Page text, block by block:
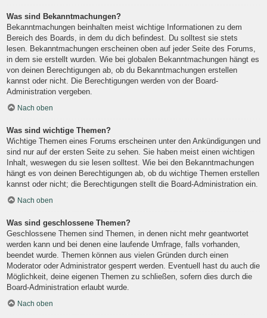
Was sind Bekanntmachungen?
Bekanntmachungen beinhalten meist wichtige Informationen zu dem
Bereich des Boards, in dem du dich befindest. Du solltest sie stets
lesen. Bekanntmachungen erscheinen oben auf jeder Seite des Forums,
in dem sie erstellt wurden. Wie bei globalen Bekanntmachungen hängt es
von deinen Berechtigungen ab, ob du Bekanntmachungen erstellen
kannst oder nicht. Die Berechtigungen werden von der Board-
Administration vergeben.
Nach oben
Was sind wichtige Themen?
Wichtige Themen eines Forums erscheinen unter den Ankündigungen und
sind nur auf der ersten Seite zu sehen. Sie haben meist einen wichtigen
Inhalt, weswegen du sie lesen solltest. Wie bei den Bekanntmachungen
hängt es von deinen Berechtigungen ab, ob du wichtige Themen erstellen
kannst oder nicht; die Berechtigungen stellt die Board-Administration ein.
Nach oben
Was sind geschlossene Themen?
Geschlossene Themen sind Themen, in denen nicht mehr geantwortet
werden kann und bei denen eine laufende Umfrage, falls vorhanden,
beendet wurde. Themen können aus vielen Gründen durch einen
Moderator oder Administrator gesperrt werden. Eventuell hast du auch die
Möglichkeit, deine eigenen Themen zu schließen, sofern dies durch die
Board-Administration erlaubt wurde.
Nach oben